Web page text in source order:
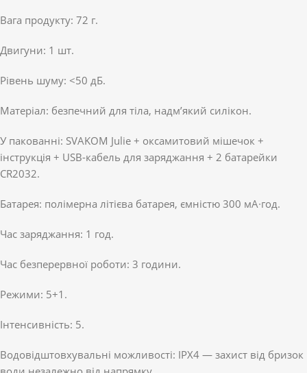
Вага продукту: 72 г.
Двигуни: 1 шт.
Рівень шуму: <50 дБ.
Матеріал: безпечний для тіла, надм’який силікон.
У пакованні: SVAKOM Julie + оксамитовий мішечок +
інструкція + USB-кабель для заряджання + 2 батарейки
CR2032.
Батарея: полімерна літієва батарея, ємністю 300 мА∙год.
Час заряджання: 1 год.
Час безперервної роботи: 3 години.
Режими: 5+1.
Інтенсивність: 5.
Водовідштовхувальні можливості: IPX4 — захист від бризок